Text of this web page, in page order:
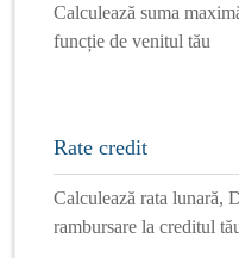
Calculează suma
funcție de venitul tău
Rate credit
Calculează rata lunară,
rambursare la creditul